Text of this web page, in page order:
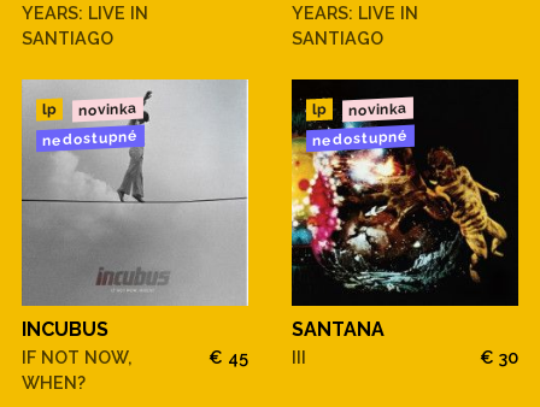
YEARS: LIVE IN
SANTIAGO
YEARS: LIVE IN
SANTIAGO
lp novinka
nedostupné
INCUBUS
IF NOT NOW,
WHEN?
€ 45
lp novinka
nedostupné
SANTANA
€ 30